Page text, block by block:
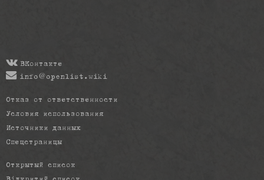
ВКонтакте
info@openlist.wiki
Отказ от ответственности
Условия использования
Источники данных
Спецстраницы
Открытый список